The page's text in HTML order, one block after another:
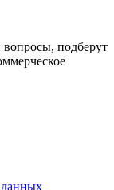
подберут
данных